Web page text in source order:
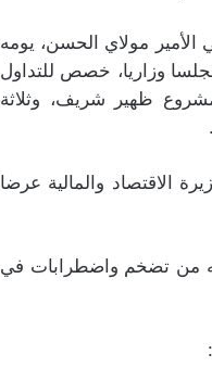
مولاي الحسن، يومه
بالقصر الملكي بالرباط، مجلسا وزاريا، خصص للتداول
سنة 2023، والمصادقة على مشروع ظهير شريف، وثلاثة
قدمت السيدة وزيرة الاقتصاد والمالية عرضا
من تضخم واضطرابات في